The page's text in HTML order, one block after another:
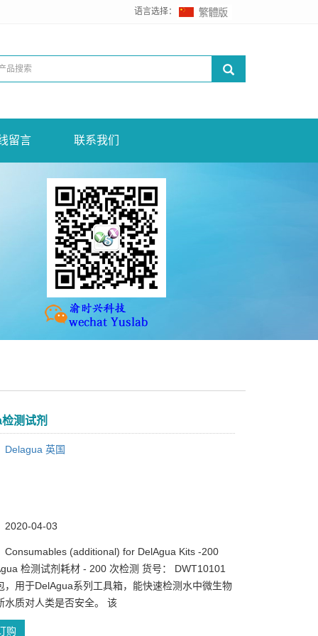
语言选择：
留言 联系我们
测试剂
Delagua 英国
2020-04-03
Consumables (additional) for DelAgua Kits -200
检测试剂耗材 - 200 次检测 货号： DWT10101
，用于DelAgua系列工具箱，能快速检测水中微生物
水质对人类是否安全。 该
购